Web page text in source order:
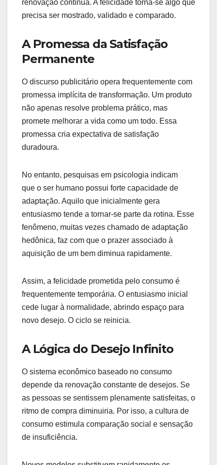
renovação contínua. A felicidade torna-se algo que
precisa ser mostrado, validado e comparado.
A Promessa da Satisfação
Permanente
O discurso publicitário opera frequentemente com
promessa implícita de transformação. Um produto
não apenas resolve problema prático, mas
promete melhorar a vida como um todo. Essa
promessa cria expectativa de satisfação
duradoura.
No entanto, pesquisas em psicologia indicam
que o ser humano possui forte capacidade de
adaptação. Aquilo que inicialmente gera
entusiasmo tende a tornar-se parte da rotina. Esse
fenômeno, muitas vezes chamado de adaptação
hedônica, faz com que o prazer associado à
aquisição de um bem diminua rapidamente.
Assim, a felicidade prometida pelo consumo é
frequentemente temporária. O entusiasmo inicial
cede lugar à normalidade, abrindo espaço para
novo desejo. O ciclo se reinicia.
A Lógica do Desejo Infinito
O sistema econômico baseado no consumo
depende da renovação constante de desejos. Se
as pessoas se sentissem plenamente satisfeitas, o
ritmo de compra diminuiria. Por isso, a cultura de
consumo estimula comparação social e sensação
de insuficiência.